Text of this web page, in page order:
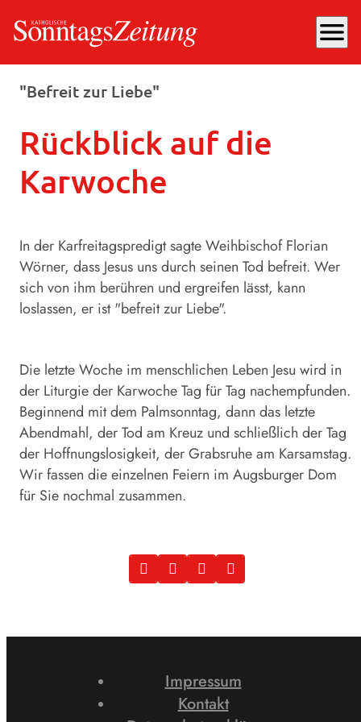
menu
Samstag, 04.04.2026, 08:00 Uhr
"Befreit zur Liebe"
Rückblick auf die
Karwoche
In der Karfreitagspredigt sagte Weihbischof Florian
Wörner, dass Jesus uns durch seinen Tod befreit. Wer
sich von ihm berühren und ergreifen lässt, kann
loslassen, er ist "befreit zur Liebe".
Die letzte Woche im menschlichen Leben Jesu wird in
der Liturgie der Karwoche Tag für Tag nachempfunden.
Beginnend mit dem Palmsonntag, dann das letzte
Abendmahl, der Tod am Kreuz und schließlich der Tag
der Hoffnungslosigkeit, der Grabsruhe am Karsamstag.
Wir fassen die einzelnen Feiern im Augsburger Dom
für Sie nochmal zusammen.
Impressum
Kontakt